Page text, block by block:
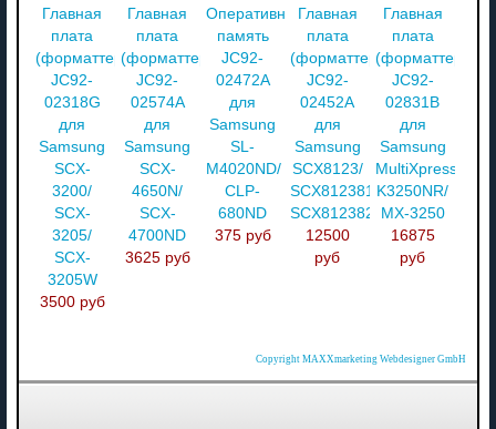
Главная
плата
(форматтер)
JC92-
02318G
для
Samsung
SCX-
3200/
SCX-
3205/
SCX-
3205W
3500 руб
Главная
плата
(форматтер)
JC92-
02574A
для
Samsung
SCX-
4650N/
SCX-
4700ND
3625 руб
Оперативная
память
JC92-
02472A
для
Samsung
SL-
M4020ND/
CLP-
680ND
375 руб
Главная
плата
(форматтер)
JC92-
02452A
для
Samsung
SCX8123/
SCX81238128/
SCX81238230
12500
руб
Главная
плата
(форматтер)
JC92-
02831B
для
Samsung
MultiXpress
K3250NR/
MX-3250
16875
руб
Copyright MAXXmarketing Webdesigner GmbH